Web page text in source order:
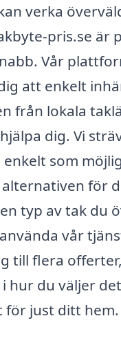
verka
pris.se är
Vår
att enkelt
från lokala
dig. Vi
enkelt som
för
typ av tak du
vår
till flera
hur du väljer
för just ditt hem.